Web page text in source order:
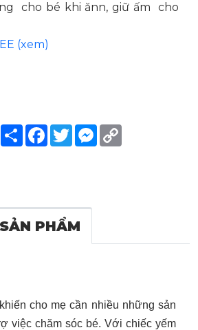
cho bé khi ănn, giữ ấm cho
(xem)
Share Facebook
TwitterMessenger
PHẨM
cho mẹ cần nhiều những sản
việc chăm sóc bé. Với chiếc yếm